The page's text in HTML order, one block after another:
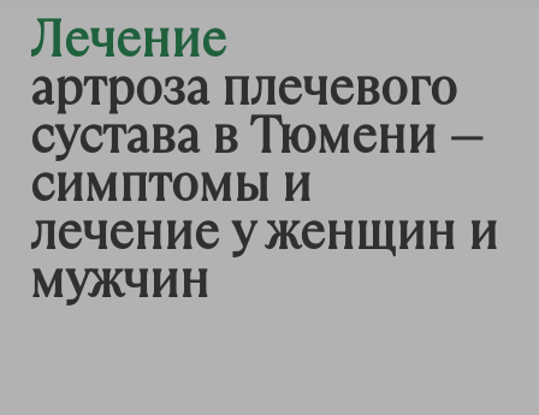
Лечение
артроза плечевого
сустава в Тюмени —
симптомы и
лечение у женщин и
мужчин